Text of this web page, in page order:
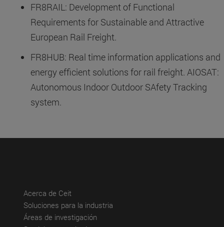
FR8RAIL: Development of Functional
Requirements for Sustainable and Attractive
European Rail Freight.
FR8HUB: Real time information applications and
energy efficient solutions for rail freight. AIOSAT:
Autonomous Indoor Outdoor SAfety Tracking
system.
Acerca de Ceit(abre en nueva ventana)
Soluciones para la industria
Áreas de investigación